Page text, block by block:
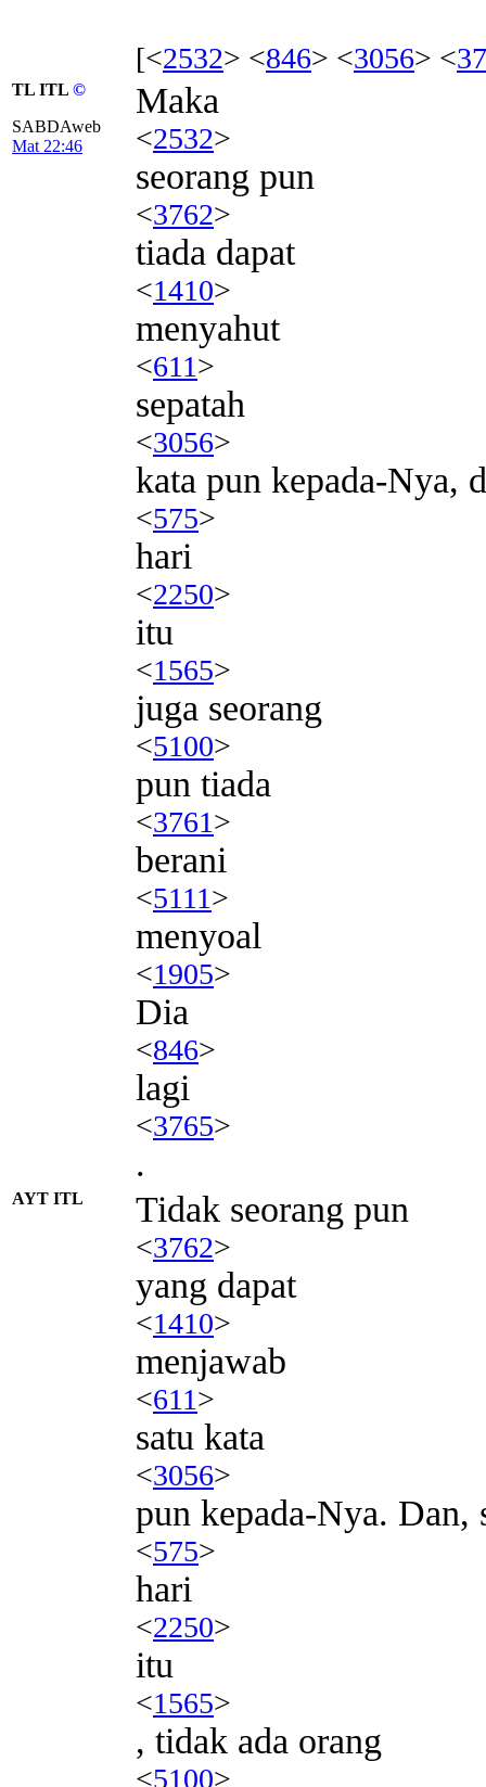
[<2532> <846> <3056> <
TL ITL ©
SABDAweb
Mat 22:46
Maka
<2532>
seorang pun
<3762>
tiada dapat
<1410>
menyahut
<611>
sepatah
<3056>
kata pun kepada-Nya,
<575>
hari
<2250>
itu
<1565>
juga seorang
<5100>
pun tiada
<3761>
berani
<5111>
menyoal
<1905>
Dia
<846>
lagi
<3765>
.
AYT ITL Tidak seorang pun
<3762>
yang dapat
<1410>
menjawab
<611>
satu kata
<3056>
pun kepada-Nya. Dan,
<575>
hari
<2250>
itu
<1565>
, tidak ada orang
<5100>